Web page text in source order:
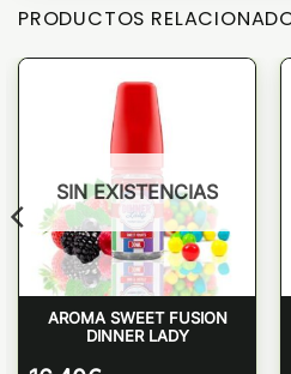
PRODUCTOS
SIN EXISTENCIAS
AROMA SWEET FUSION
DINNER LADY